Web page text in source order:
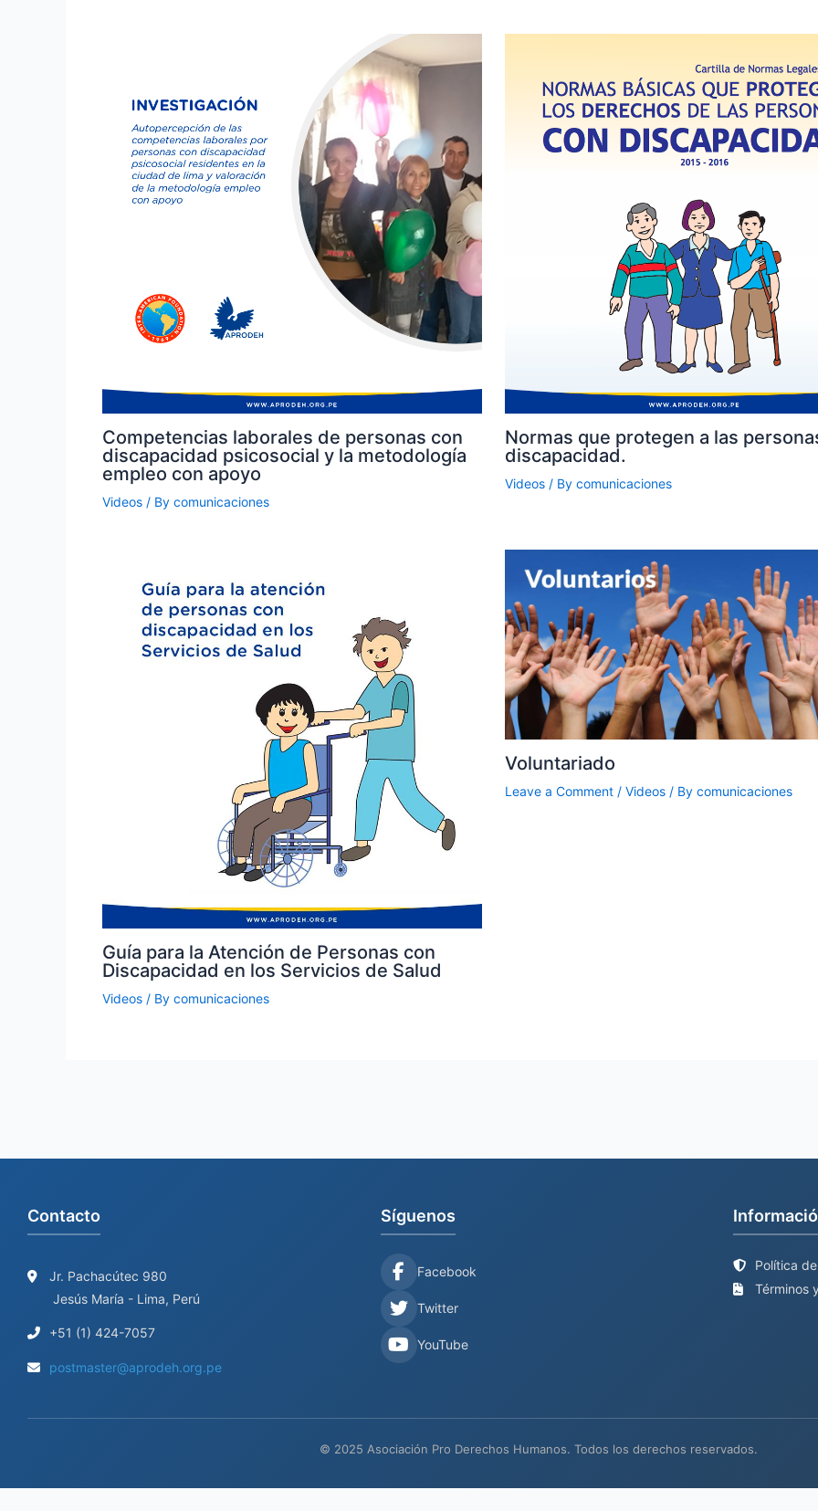
Competencias laborales de personas con
discapacidad psicosocial y la metodología
empleo con apoyo
Videos / By comunicaciones
Normas que protegen a las
discapacidad.
Videos/ By comunicaciones
Guía para la Atención de Personas con
Discapacidad en los Servicios de Salud
Videos / By comunicaciones
Voluntariado
Leave a Comment / Videos/ By comunicaciones
Contacto
Jr. Pachacútec 980
Jesús María - Lima, Perú
+51 (1) 424-7057
postmaster@aprodeh.org.pe
Síguenos
Facebook
Twitter
YouTube
Política
Términos
© 2025 Asociación Pro Derechos Humanos. Todos los derechos reservados.